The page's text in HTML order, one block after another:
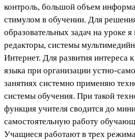
контроль, большой объем
стимулом в обучении. Для
образовательных задач на уроке
редакторы, системы
Интернет. Для развития интереса
языка при организации устно-
занятиях системно применяю
системы обучения. При такой
функция учителя сводится до
самостоятельную работу
Учащиеся работают в трех